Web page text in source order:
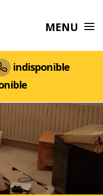
MENU
indisponible